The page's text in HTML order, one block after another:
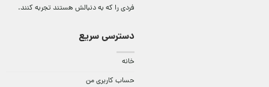
فردی را که به دنبالش هستند تجربه کنند.
دسترسی سریع
خانه
حساب کاربری من